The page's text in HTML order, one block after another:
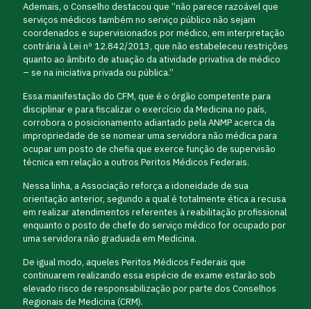
Ademais, o Conselho destacou que “não parece razoável que
serviços médicos também no serviço público não sejam
coordenados e supervisionados por médico, em interpretação
contrária à Lei nº 12.842/2013, que não estabeleceu restrições
quanto ao âmbito de atuação da atividade privativa de médico
– se na iniciativa privada ou pública.”
Essa manifestação do CFM, que é o órgão competente para
disciplinar e para fiscalizar o exercício da Medicina no país,
corrobora o posicionamento adiantado pela ANMP acerca da
impropriedade de se nomear uma servidora não médica para
ocupar um posto de chefia que exerce função de supervisão
técnica em relação a outros Peritos Médicos Federais.
Nessa linha, a Associação reforça a idoneidade de sua
orientação anterior, segundo a qual é totalmente ética a recusa
em realizar atendimentos referentes à reabilitação profissional
enquanto o posto de chefe do serviço médico for ocupado por
uma servidora não graduada em Medicina.
De igual modo, aqueles Peritos Médicos Federais que
continuarem realizando essa espécie de exame estarão sob
elevado risco de responsabilização por parte dos Conselhos
Regionais de Medicina (CRM).